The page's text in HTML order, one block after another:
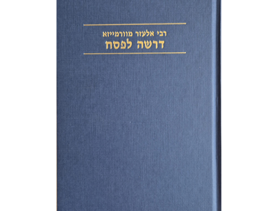
אלעזר מוורמייזא